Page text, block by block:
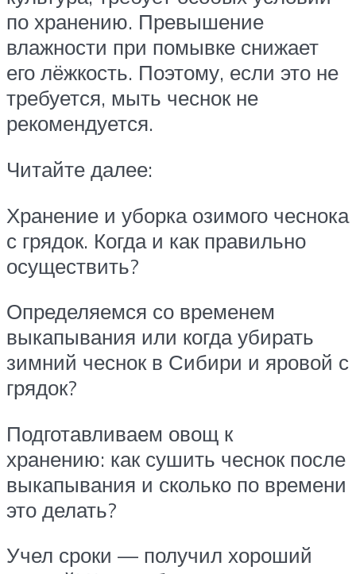
по хранению. Превышение
влажности при помывке снижает
его лёжкость. Поэтому, если это не
требуется, мыть чеснок не
рекомендуется.
Читайте далее:
Хранение и уборка озимого чеснока
с грядок. Когда и как правильно
осуществить?
Определяемся со временем
выкапывания или когда убирать
зимний чеснок в Сибири и яровой с
грядок?
Подготавливаем овощ к
хранению: как сушить чеснок после
выкапывания и сколько по времени
это делать?
Учел сроки — получил хороший